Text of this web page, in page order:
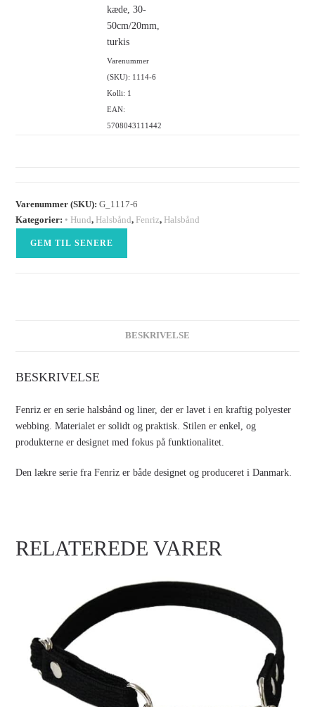
kæde, 30-
50cm/20mm,
turkis
Varenummer
(SKU): 1114-6
Kolli: 1
EAN:
5708043111442
Varenummer (SKU):G_1117-6
Kategorier: • Hund, Halsbånd, Fenriz, Halsbånd
GEM TIL SENERE
BESKRIVELSE
BESKRIVELSE
Fenriz er en serie halsbånd og liner, der er lavet i en kraftig polyester
webbing. Materialet er solidt og praktisk. Stilen er enkel, og
produkterne er designet med fokus på funktionalitet.
Den lækre serie fra Fenriz er både designet og produceret i Danmark.
RELATEREDE VARER